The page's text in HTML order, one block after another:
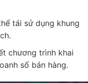
tái sử dụng khung
chương trình khai
số bán hàng.